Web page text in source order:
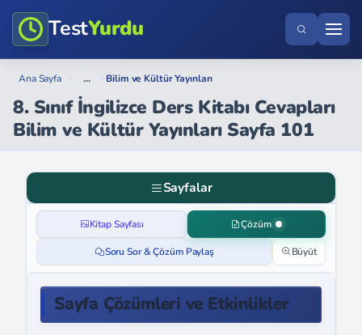
TestYurdu
Ana Sayfa › ... › Bilim ve Kültür Yayınları
8. Sınıf İngilizce Ders Kitabı Cevapları
Bilim ve Kültür Yayınları Sayfa 101
Sayfalar
Kitap Sayfası Çözüm
Soru Sor & Çözüm Paylaş Büyüt
Sayfa Çözümleri ve Etkinlikler